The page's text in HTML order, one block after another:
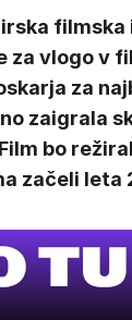
filmska
za vlogo v
za
zaigrala
bo
začeli leta